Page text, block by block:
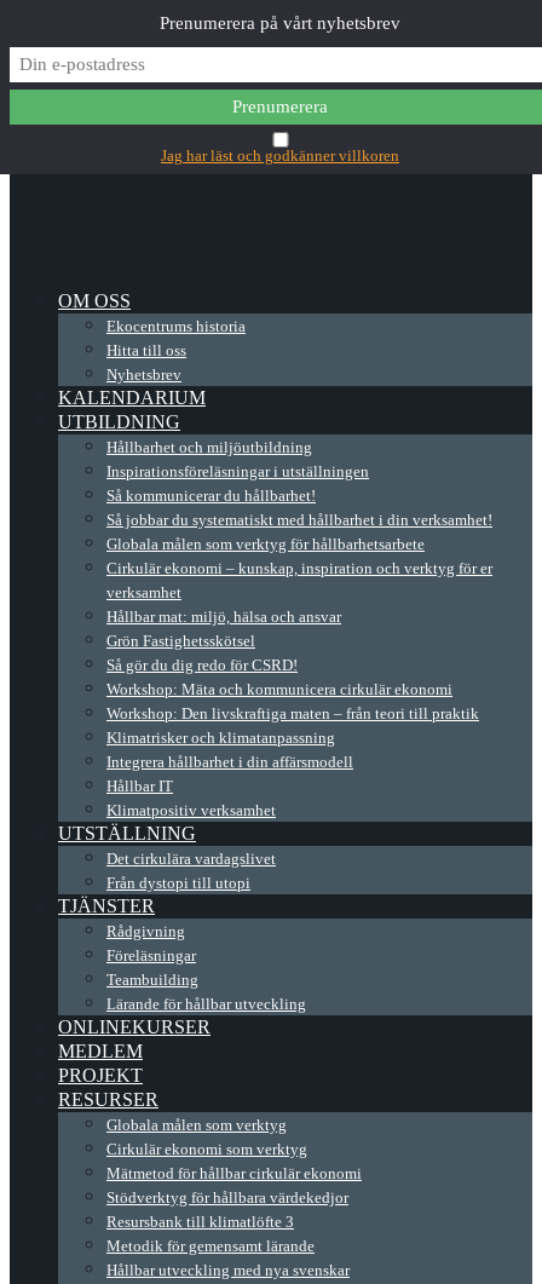
✕Main Menu
OM OSS
Ekocentrums historia
Hitta till oss
Nyhetsbrev
KALENDARIUM
UTBILDNING
Hållbarhet och miljöutbildning
Inspirationsföreläsningar i utställningen
Så kommunicerar du hållbarhet!
Så jobbar du systematiskt med hållbarhet i din verksamhet!
Globala målen som verktyg för hållbarhetsarbete
Cirkulär ekonomi – kunskap, inspiration och verktyg för er
verksamhet
Hållbar mat: miljö, hälsa och ansvar
Grön Fastighetsskötsel
Så gör du dig redo för CSRD!
Workshop: Mäta och kommunicera cirkulär ekonomi
Workshop: Den livskraftiga maten – från teori till praktik
Klimatrisker och klimatanpassning
Integrera hållbarhet i din affärsmodell
Hållbar IT
Klimatpositiv verksamhet
UTSTÄLLNING
Det cirkulära vardagslivet
Från dystopi till utopi
TJÄNSTER
Rådgivning
Föreläsningar
Teambuilding
Lärande för hållbar utveckling
ONLINEKURSER
MEDLEM
PROJEKT
RESURSER
Globala målen som verktyg
Cirkulär ekonomi som verktyg
Mätmetod för hållbar cirkulär ekonomi
Stödverktyg för hållbara värdekedjor
Resursbank till klimatlöfte 3
Metodik för gemensamt lärande
Hållbar utveckling med nya svenskar
Prenumerera på vårt nyhetsbrev
Jag har läst och godkänner villkoren